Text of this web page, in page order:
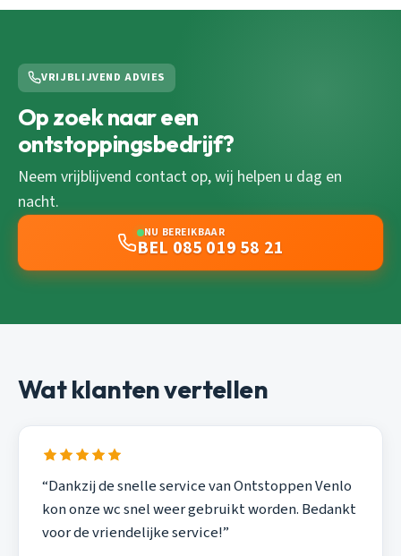
VRIJBLIJVEND ADVIES
Op zoek naar een
ontstoppingsbedrijf?
Neem vrijblijvend contact op, wij helpen u dag en
nacht.
NU BEREIKBAAR
BEL 085 019 58 21
Wat klanten vertellen
“Dankzij de snelle service van Ontstoppen Venlo
kon onze wc snel weer gebruikt worden. Bedankt
voor de vriendelijke service!”